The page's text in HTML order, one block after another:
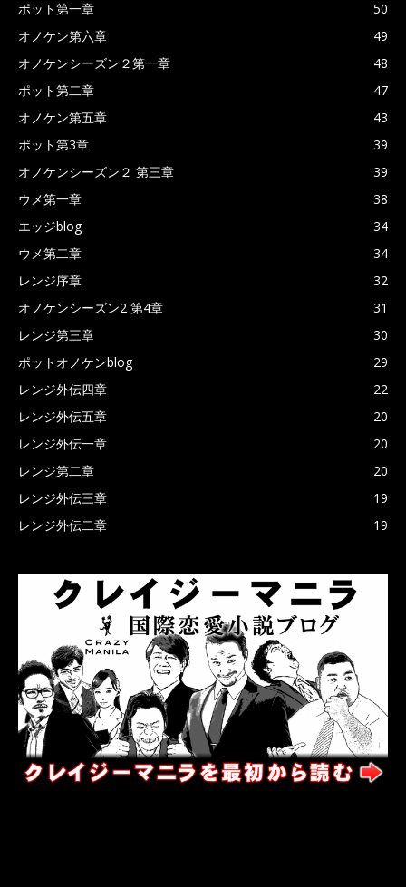
ポット第一章
50
オノケン第六章
49
オノケンシーズン２第一章
48
ポット第二章
47
オノケン第五章
43
ポット第3章
39
オノケンシーズン２ 第三章
39
ウメ第一章
38
エッジblog
34
ウメ第二章
34
レンジ序章
32
オノケンシーズン2 第4章
31
レンジ第三章
30
ポットオノケンblog
29
レンジ外伝四章
22
レンジ外伝五章
20
レンジ外伝一章
20
レンジ第二章
20
レンジ外伝三章
19
レンジ外伝二章
19